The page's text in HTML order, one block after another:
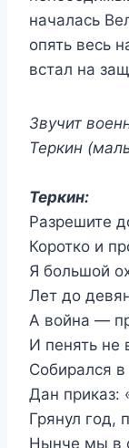
началась
опять весь
встал на
Звучит
Теркин
Теркин:
Разрешите
Коротко и
Я большой
Лет до
А война —
И пенять не
Собирался в
Дан приказ:
Грянул год,
Нынче мы в